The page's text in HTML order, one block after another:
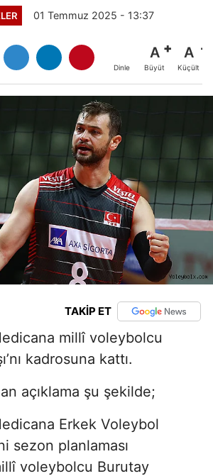
01 Temmuz 2025 - 13:37
Dinle
A
Büyüt
A
Küçült
TAKİP ET
millî voleybolcu
kadrosuna kattı.
açıklama şu şekilde;
Erkek Voleybol
sezon planlaması
voleybolcu Burutay